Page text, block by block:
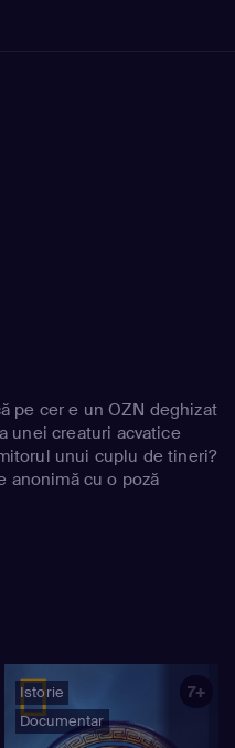
pe cer e un OZN deghizat
unei creaturi acvatice
unui cuplu de tineri?
anonimă cu o poză
Istorie
Documentar
7+